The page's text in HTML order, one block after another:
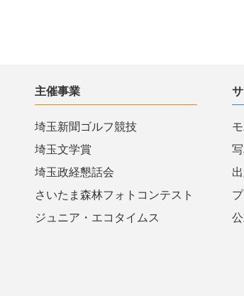
主催事業
埼玉新聞ゴルフ競技
埼玉文学賞
埼玉政経懇話会
さいたま森林フォトコンテスト
ジュニア・エコタイムス